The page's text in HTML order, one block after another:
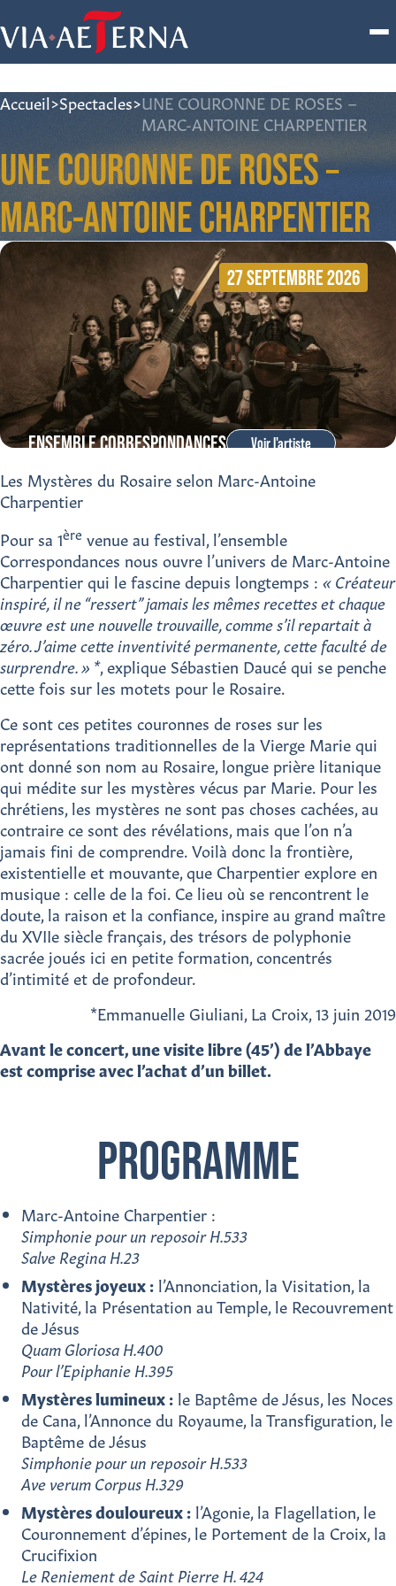
Accueil>Spectacles>UNE COURONNE DE ROSES –
MARC-ANTOINE CHARPENTIER
UNE COURONNE DE ROSES –
MARC-ANTOINE CHARPENTIER
ENSEMBLE CORRESPONDANCES Voir l'artiste
27 SEPTEMBRE 2026
Les Mystères du Rosaire selon Marc-Antoine
Charpentier
Pour sa 1ère venue au festival, l’ensemble
Correspondances nous ouvre l’univers de Marc-Antoine
Charpentier qui le fascine depuis longtemps : « Créateur
inspiré, il ne “ressert” jamais les mêmes recettes et chaque
œuvre est une nouvelle trouvaille, comme s’il repartait à
zéro. J’aime cette inventivité permanente, cette faculté de
surprendre. » *, explique Sébastien Daucé qui se penche
cette fois sur les motets pour le Rosaire.
Ce sont ces petites couronnes de roses sur les
représentations traditionnelles de la Vierge Marie qui
ont donné son nom au Rosaire, longue prière litanique
qui médite sur les mystères vécus par Marie. Pour les
chrétiens, les mystères ne sont pas choses cachées, au
contraire ce sont des révélations, mais que l’on n’a
jamais fini de comprendre. Voilà donc la frontière,
existentielle et mouvante, que Charpentier explore en
musique : celle de la foi. Ce lieu où se rencontrent le
doute, la raison et la confiance, inspire au grand maître
du XVIIe siècle français, des trésors de polyphonie
sacrée joués ici en petite formation, concentrés
d’intimité et de profondeur.
*Emmanuelle Giuliani, La Croix, 13 juin 2019
Avant le concert, une visite libre (45’) de l’Abbaye
est comprise avec l’achat d’un billet.
PROGRAMME
Marc-Antoine Charpentier :
Simphonie pour un reposoir H.533
Salve Regina H.23
Mystères joyeux : l’Annonciation, la Visitation, la
Nativité, la Présentation au Temple, le Recouvrement
de Jésus
Quam Gloriosa H.400
Pour l’Epiphanie H.395
Mystères lumineux : le Baptême de Jésus, les Noces
de Cana, l’Annonce du Royaume, la Transfiguration, le
Baptême de Jésus
Simphonie pour un reposoir H.533
Ave verum Corpus H.329
Mystères douloureux : l’Agonie, la Flagellation, le
Couronnement d’épines, le Portement de la Croix, la
Crucifixion
Le Reniement de Saint Pierre H. 424